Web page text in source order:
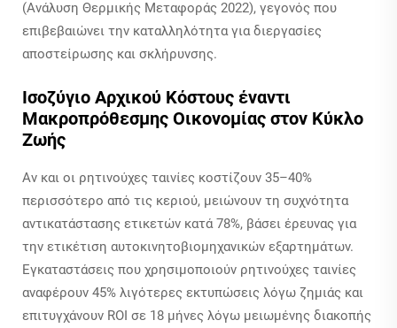
(Ανάλυση Θερμικής Μεταφοράς 2022), γεγονός που
επιβεβαιώνει την καταλληλότητα για διεργασίες
αποστείρωσης και σκλήρυνσης.
Ισοζύγιο Αρχικού Κόστους έναντι
Μακροπρόθεσμης Οικονομίας στον Κύκλο
Ζωής
Αν και οι ρητινούχες ταινίες κοστίζουν 35–40%
περισσότερο από τις κεριού, μειώνουν τη συχνότητα
αντικατάστασης ετικετών κατά 78%, βάσει έρευνας για
την ετικέτιση αυτοκινητοβιομηχανικών εξαρτημάτων.
Εγκαταστάσεις που χρησιμοποιούν ρητινούχες ταινίες
αναφέρουν 45% λιγότερες εκτυπώσεις λόγω ζημιάς και
επιτυγχάνουν ROI σε 18 μήνες λόγω μειωμένης διακοπής